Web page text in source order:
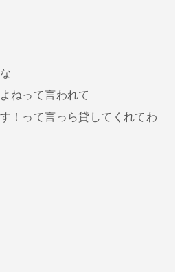
ねって言われて
！って言っら貸してくれてわ